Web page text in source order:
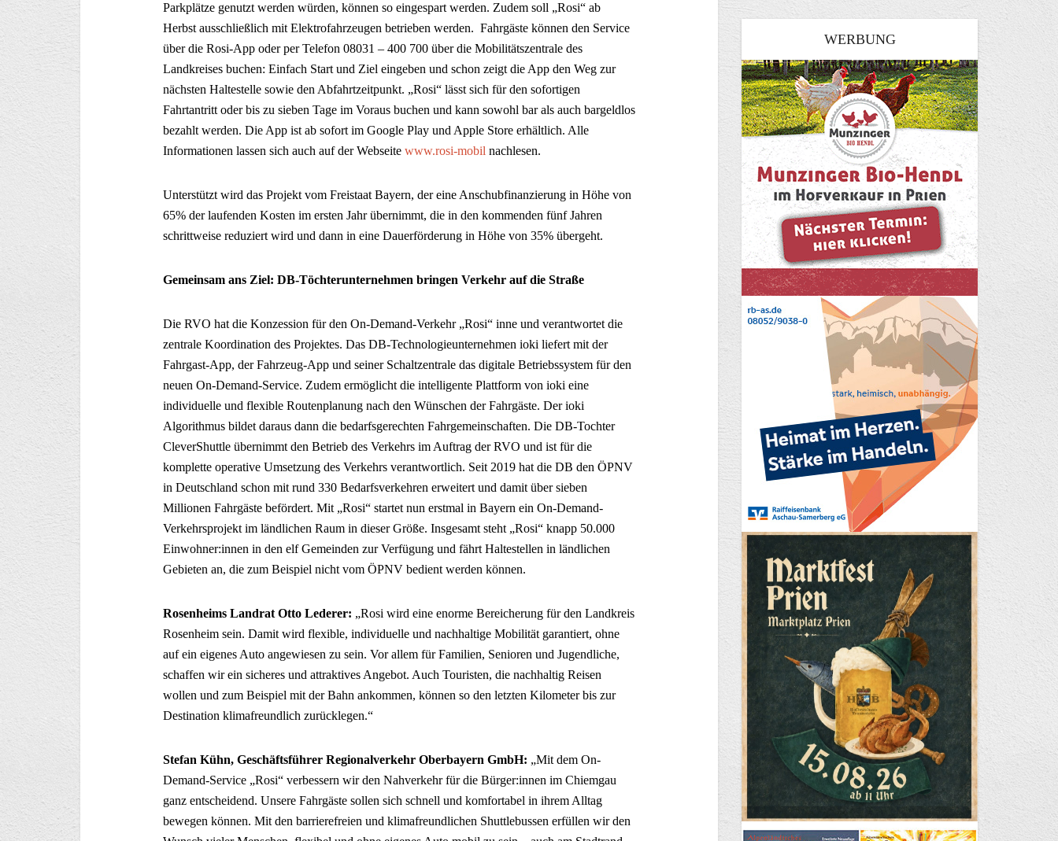
Parkplätze genutzt werden würden, können so eingespart werden. Zudem soll „Rosi“ ab
Herbst ausschließlich mit Elektrofahrzeugen betrieben werden. Fahrgäste können den Service
über die Rosi-App oder per Telefon 08031 – 400 700 über die Mobilitätszentrale des
Landkreises buchen: Einfach Start und Ziel eingeben und schon zeigt die App den Weg zur
nächsten Haltestelle sowie den Abfahrtzeitpunkt. „Rosi“ lässt sich für den sofortigen
Fahrtantritt oder bis zu sieben Tage im Voraus buchen und kann sowohl bar als auch bargeldlos
bezahlt werden. Die App ist ab sofort im Google Play und Apple Store erhältlich. Alle
Informationen lassen sich auch auf der Webseite www.rosi-mobil nachlesen.
Unterstützt wird das Projekt vom Freistaat Bayern, der eine Anschubfinanzierung in Höhe von
65% der laufenden Kosten im ersten Jahr übernimmt, die in den kommenden fünf Jahren
schrittweise reduziert wird und dann in eine Dauerförderung in Höhe von 35% übergeht.
Gemeinsam ans Ziel: DB-Töchterunternehmen bringen Verkehr auf die Straße
Die RVO hat die Konzession für den On-Demand-Verkehr „Rosi“ inne und verantwortet die
zentrale Koordination des Projektes. Das DB-Technologieunternehmen ioki liefert mit der
Fahrgast-App, der Fahrzeug-App und seiner Schaltzentrale das digitale Betriebssystem für den
neuen On-Demand-Service. Zudem ermöglicht die intelligente Plattform von ioki eine
individuelle und flexible Routenplanung nach den Wünschen der Fahrgäste. Der ioki
Algorithmus bildet daraus dann die bedarfsgerechten Fahrgemeinschaften. Die DB-Tochter
CleverShuttle übernimmt den Betrieb des Verkehrs im Auftrag der RVO und ist für die
komplette operative Umsetzung des Verkehrs verantwortlich. Seit 2019 hat die DB den ÖPNV
in Deutschland schon mit rund 330 Bedarfsverkehren erweitert und damit über sieben
Millionen Fahrgäste befördert. Mit „Rosi“ startet nun erstmal in Bayern ein On-Demand-
Verkehrsprojekt im ländlichen Raum in dieser Größe. Insgesamt steht „Rosi“ knapp 50.000
Einwohner:innen in den elf Gemeinden zur Verfügung und fährt Haltestellen in ländlichen
Gebieten an, die zum Beispiel nicht vom ÖPNV bedient werden können.
Rosenheims Landrat Otto Lederer: „Rosi wird eine enorme Bereicherung für den Landkreis
Rosenheim sein. Damit wird flexible, individuelle und nachhaltige Mobilität garantiert, ohne
auf ein eigenes Auto angewiesen zu sein. Vor allem für Familien, Senioren und Jugendliche,
schaffen wir ein sicheres und attraktives Angebot. Auch Touristen, die nachhaltig Reisen
wollen und zum Beispiel mit der Bahn ankommen, können so den letzten Kilometer bis zur
Destination klimafreundlich zurücklegen.“
Stefan Kühn, Geschäftsführer Regionalverkehr Oberbayern GmbH: „Mit dem On-
Demand-Service „Rosi“ verbessern wir den Nahverkehr für die Bürger:innen im Chiemgau
ganz entscheidend. Unsere Fahrgäste sollen sich schnell und komfortabel in ihrem Alltag
bewegen können. Mit den barrierefreien und klimafreundlichen Shuttlebussen erfüllen wir den
WERBUNG